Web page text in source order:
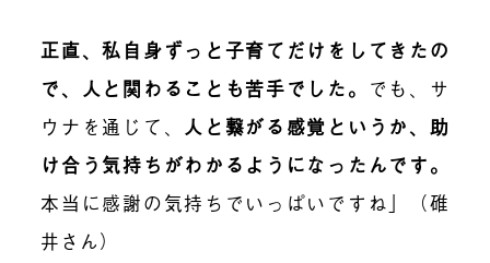
正直、私自身ずっと子育てだけをしてきたの
で、人と関わることも苦手でした。 でも、サ
ウナを通じて、 人と繋がる感覚というか、助
け合う気持ちがわかるようになったんです。
本当に感謝の気持ちでいっぱいですね」（碓
井さん）